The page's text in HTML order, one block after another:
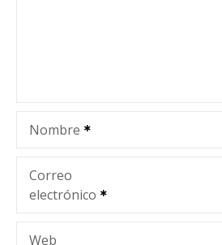
nNombre
Correo
electrónico
Web